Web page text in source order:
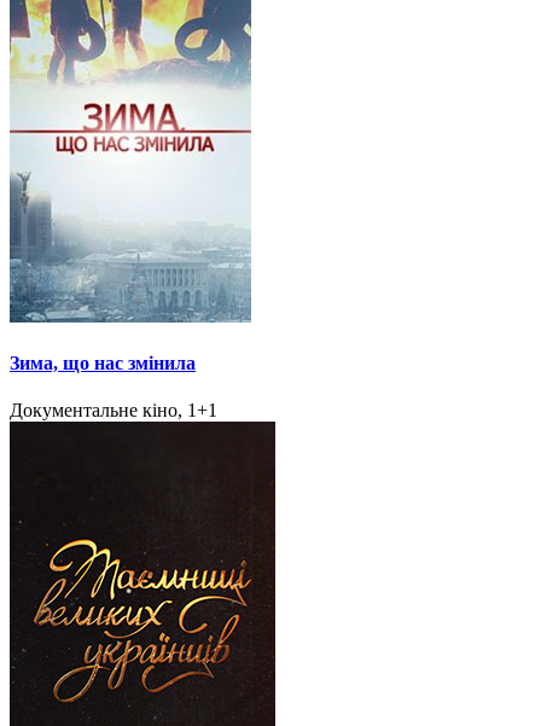
Зима, що нас змінила
Документальне кіно, 1+1